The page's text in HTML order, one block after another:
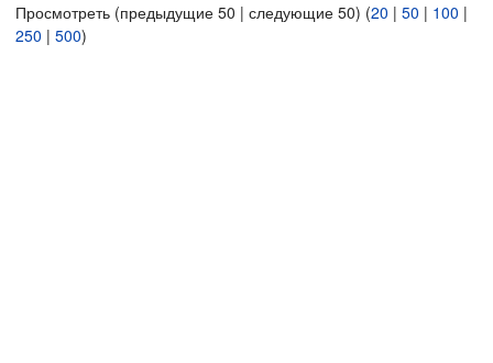
Просмотреть (предыдущие 50 | следующие 50) (20 | 50 | 100 |
250 | 500)